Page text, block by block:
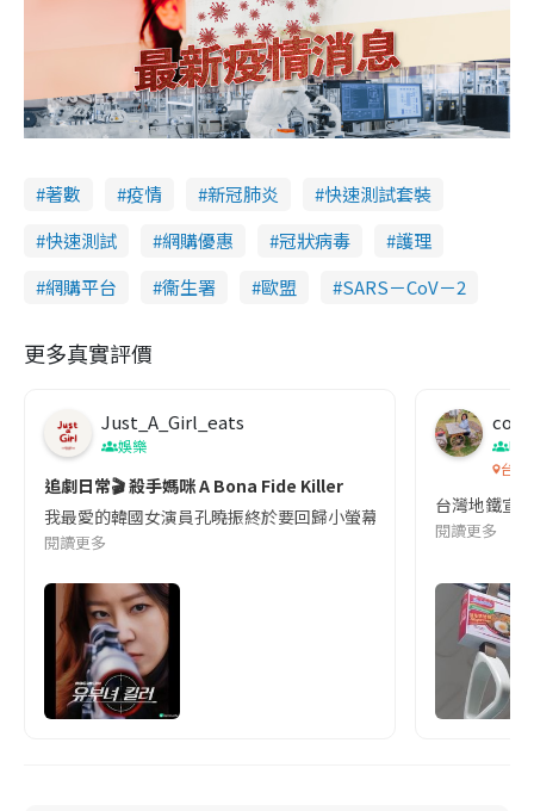
著數 疫情 新冠肺炎
快速測試套裝
快速測試
網購優惠 冠狀病毒
護理
網購平台
衞生署 歐盟 SARS－CoV－2
更多真實評價
Just_A_Girl_eats
娛樂
追劇日常🎬 殺手媽咪 A Bona Fide Killer
我最愛的韓國女演員孔曉振終於要回歸小螢幕啦!這次的劇本改編
閱讀更多
co
吹
台灣
台灣地鐵宣
閱讀更多